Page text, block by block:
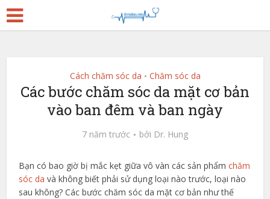
Cách chăm sóc da • Chăm sóc da
Các bước chăm sóc da mặt cơ bản
vào ban đêm và ban ngày
7 năm trước bởi Dr. Hung
Bạn có bao giờ bị mắc kẹt giữa vô vàn các sản phẩmchăm
sóc da và không biết phải sử dụng loại nào trước, loại nào
sau không? Các bước chăm sóc da mặt cơ bản như thế